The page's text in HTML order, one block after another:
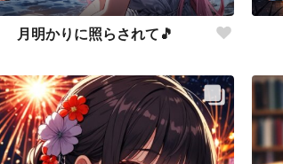
月明かりに照らされて🎵